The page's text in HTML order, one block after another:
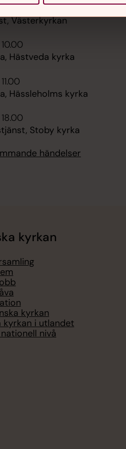
Västerkyrkan
Hästveda kyrka
Hässleholms kyrka
Stoby kyrka
händelser
kyrkan
kyrkan
kyrkan i utlandet
nivå